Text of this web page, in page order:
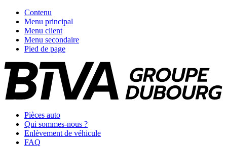
Contenu
Menu principal
Menu client
Menu secondaire
Pied de page
Pièces auto
Qui sommes-nous ?
Enlèvement de véhicule
FAQ